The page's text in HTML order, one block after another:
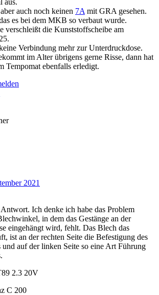
auch noch keinen 7A mit GRA gesehen.
es bei dem MKB so verbaut wurde.
verschleißt die Kunststoffscheibe am
Verbindung mehr zur Unterdruckdose.
im Alter übrigens gerne Risse, dann hat
Tempomat ebenfalls erledigt.
2021
Ich denke ich habe das Problem
in dem das Gestänge an der
eingehängt wird, fehlt. Das Blech das
ist an der rechten Seite die Befestigung des
und auf der linken Seite so eine Art Führung
2.3 20V
C 200